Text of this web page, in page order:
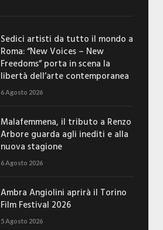
Sedici artisti da tutto il mondo a
Roma: “New Voices – New
Freedoms” porta in scena la
libertà dell’arte contemporanea
6 Agosto 2026
Malafemmena, il tributo a Renzo
Arbore guarda agli inediti e alla
nuova stagione
6 Agosto 2026
Ambra Angiolini aprirà il Torino
Film Festival 2026
5 Agosto 2026